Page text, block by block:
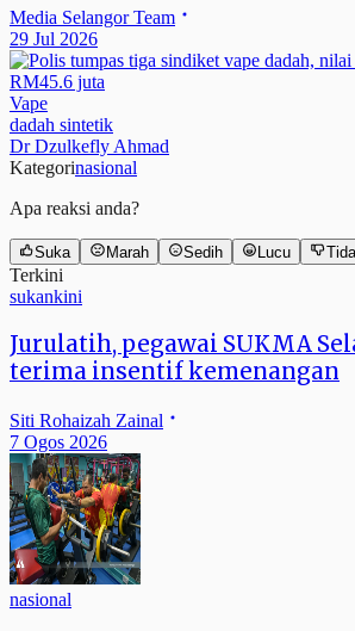
Media Selangor Team
29 Jul 2026
Vape
dadah sintetik
Dr Dzulkefly Ahmad
Kategorinasional
Apa reaksi anda?
Suka Marah Sedih Lucu
Terkini
sukankini
Jurulatih, pegawai SUKMA
terima insentif kemenangan
Siti Rohaizah Zainal
7 Ogos 2026
nasional